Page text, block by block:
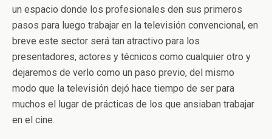
un espacio donde los profesionales den sus primeros
pasos para luego trabajar en la televisión convencional, en
breve este sector será tan atractivo para los
presentadores, actores y técnicos como cualquier otro y
dejaremos de verlo como un paso previo, del mismo
modo que la televisión dejó hace tiempo de ser para
muchos el lugar de prácticas de los que ansiaban trabajar
en el cine.